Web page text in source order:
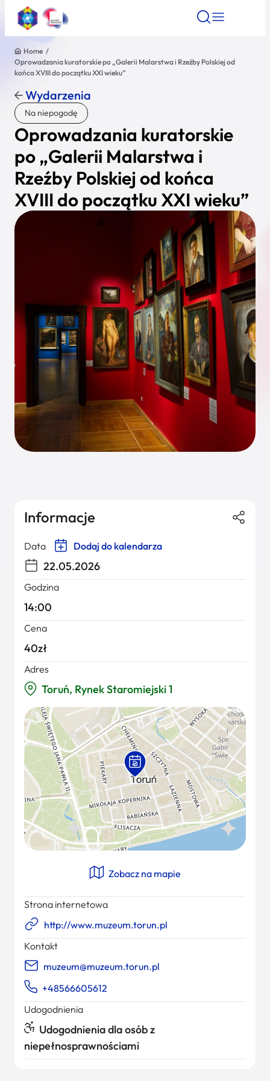
Znajdź atrakcję Znajdź artykuł Znajdź
Znajdź atrakcję
Nazwa atrakcji
Miasto
Kategoria
Home /
Oprowadzania kuratorskie po „Galerii Malarstwa i Rzeźby Polskiej od
końca XVIII do początku XXI wieku”
Wydarzenia
Na niepogodę
Oprowadzania kuratorskie
po „Galerii Malarstwa i
Rzeźby Polskiej od końca
XVIII do początku XXI wieku”
Informacje
Data Dodaj do kalendarza
22.05.2026
Godzina
14:00
Cena
40zł
Adres
Toruń, Rynek Staromiejski 1
Zobacz na mapie
Strona internetowa
http://www.muzeum.torun.pl
Kontakt
muzeum@muzeum.torun.pl
+48566605612
Udogodnienia
Udogodnienia dla osób z
niepełnosprawnościami